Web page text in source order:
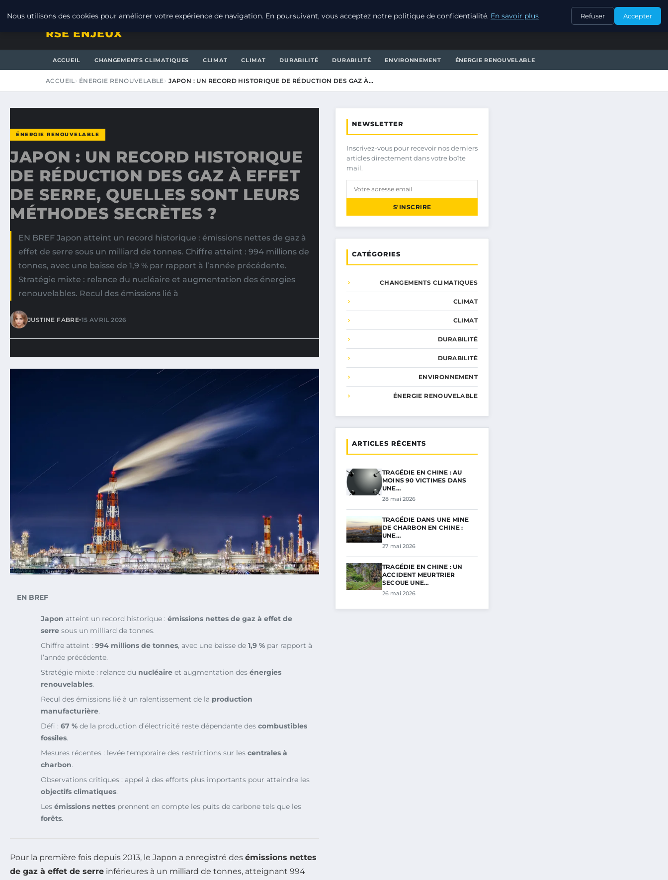
CONTACT
RSE ENJEUX
ACCUEIL CHANGEMENTS CLIMATIQUES CLIMAT CLIMAT DURABILITÉ DURABILITÉ ENVIRONNEMENT ÉNERGIE RENOUVELABLE
ACCUEIL ÉNERGIE RENOUVELABLE JAPON : UN RECORD HISTORIQUE DE RÉDUCTION DES GAZ À…
ÉNERGIE RENOUVELABLE
JAPON : UN RECORD HISTORIQUE
DE RÉDUCTION DES GAZ À EFFET
DE SERRE, QUELLES SONT LEURS
MÉTHODES SECRÈTES ?
EN BREF Japon atteint un record historique : émissions nettes de gaz à
effet de serre sous un milliard de tonnes. Chiffre atteint : 994 millions de
tonnes, avec une baisse de 1,9 % par rapport à l’année précédente.
Stratégie mixte : relance du nucléaire et augmentation des énergies
renouvelables. Recul des émissions lié à
JUSTINE FABRE•15 AVRIL 2026
EN BREF
Japon atteint un record historique : émissions nettes de gaz à effet de
serre sous un milliard de tonnes.
Chiffre atteint : 994 millions de tonnes, avec une baisse de 1,9 % par rapport à
l’année précédente.
Stratégie mixte : relance du nucléaire et augmentation des énergies
renouvelables.
Recul des émissions lié à un ralentissement de la production
manufacturière.
Défi : 67 % de la production d’électricité reste dépendante des combustibles
fossiles.
Mesures récentes : levée temporaire des restrictions sur les centrales à
charbon.
Observations critiques : appel à des efforts plus importants pour atteindre les
objectifs climatiques.
Les émissions nettes prennent en compte les puits de carbone tels que les
forêts.
Pour la première fois depuis 2013, le Japon a enregistré des émissions nettes
de gaz à effet de serre inférieures à un milliard de tonnes, atteignant 994
NEWSLETTER
Inscrivez-vous pour recevoir nos derniers
articles directement dans votre boîte
mail.
S'INSCRIRE
CATÉGORIES
CHANGEMENTS CLIMATIQUES
CLIMAT
CLIMAT
DURABILITÉ
DURABILITÉ
ENVIRONNEMENT
ÉNERGIE RENOUVELABLE
ARTICLES RÉCENTS
TRAGÉDIE EN CHINE : AU
MOINS 90 VICTIMES DANS
UNE…
28 mai 2026
TRAGÉDIE DANS UNE MINE
DE CHARBON EN CHINE :
UNE…
27 mai 2026
TRAGÉDIE EN CHINE : UN
ACCIDENT MEURTRIER
SECOUE UNE…
26 mai 2026
Nous utilisons des cookies pour améliorer votre expérience de navigation. En poursuivant, vous acceptez notre politique de confidentialité. En savoir plus Refuser Accepter